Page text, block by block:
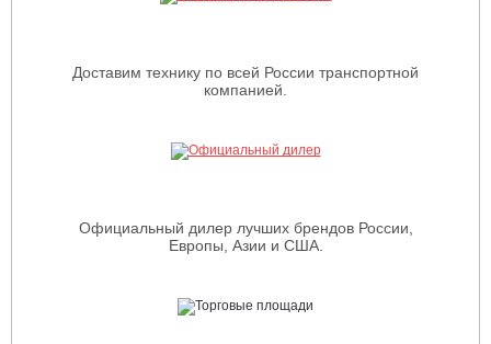
Доставим технику по всей России транспортной
компанией.
Официальный дилер лучших брендов России,
Европы, Азии и США.